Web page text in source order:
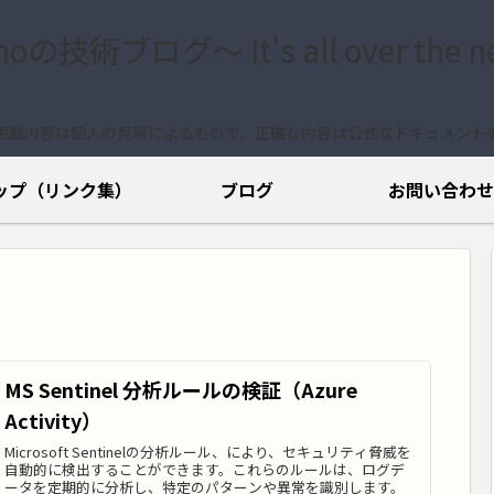
の技術ブログ〜 It's all over the
内容は個人の見解によるもので、正確な内容は公式なドキュメン
プ（リンク集） ブログ お問い合わせ
MS Sentinel 分析ルールの検証（Azure
Activity）
Microsoft Sentinelの分析ルール、により、セキュリティ脅威を
自動的に検出することができます。これらのルールは、ログデ
ータを定期的に分析し、特定のパターンや異常を識別します。